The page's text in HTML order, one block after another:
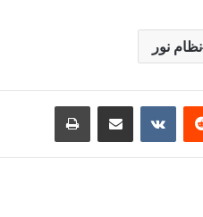
نظام نور